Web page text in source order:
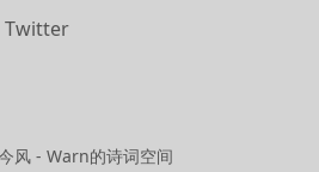
Twitter
风 - Warn的诗词空间